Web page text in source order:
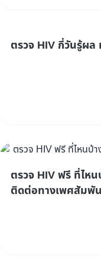
ตรวจ HIV กี่วันรู้ผล
ตรวจ HIV ฟรี ที่ไหน
ติดต่อทางเพศสัมพั